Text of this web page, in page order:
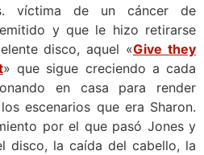
víctima de un cáncer de
y que le hizo retirarse
disco, aquel «Give they
» que sigue creciendo a cada
en casa para render
escenarios que era Sharon.
por el que pasó Jones y
disco, la caída del cabello, la